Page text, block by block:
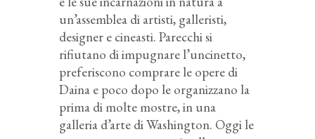
un’assemblea di artisti, galleristi,
designer e cineasti. Parecchi si
rifiutano di impugnare l’uncinetto,
preferiscono comprare le opere di
Daina e poco dopo le organizzano la
prima di molte mostre, in una
galleria d’arte di Washington. Oggi le